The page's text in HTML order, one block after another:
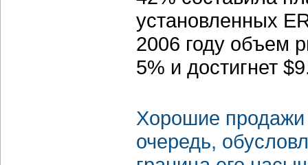
установленных
2006 году объем
5% и достигнет
Хорошие продажи
очередь,